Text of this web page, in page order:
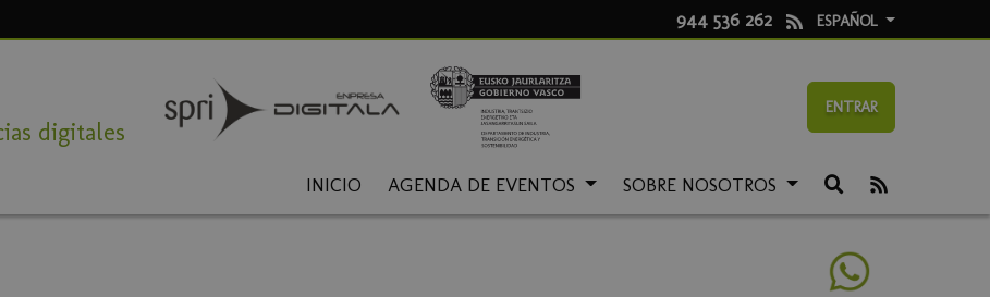
944 536 262 ESPAÑOL
digitales
ENTRAR
INICIO AGENDA DE EVENTOS SOBRE NOSOTROS